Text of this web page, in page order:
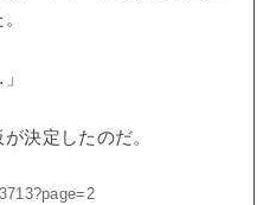
決定したのだ。